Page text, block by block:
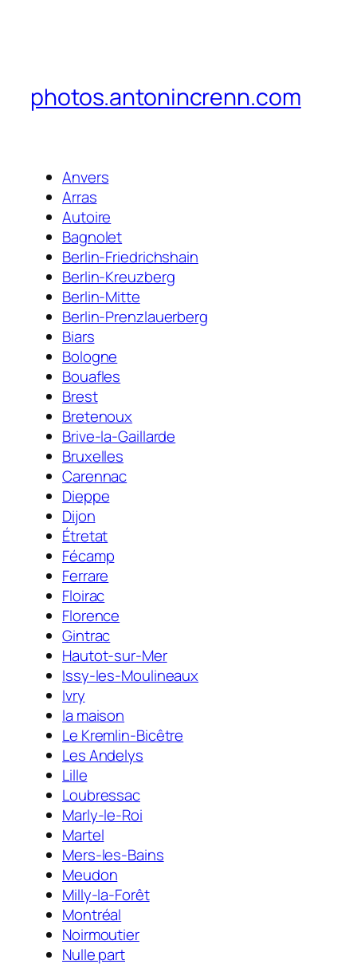
photos.antonincrenn.com
Anvers
Arras
Autoire
Bagnolet
Berlin-Friedrichshain
Berlin-Kreuzberg
Berlin-Mitte
Berlin-Prenzlauerberg
Biars
Bologne
Bouafles
Brest
Bretenoux
Brive-la-Gaillarde
Bruxelles
Carennac
Dieppe
Dijon
Étretat
Fécamp
Ferrare
Floirac
Florence
Gintrac
Hautot-sur-Mer
Issy-les-Moulineaux
Ivry
la maison
Le Kremlin-Bicêtre
Les Andelys
Lille
Loubressac
Marly-le-Roi
Martel
Mers-les-Bains
Meudon
Milly-la-Forêt
Montréal
Noirmoutier
Nulle part